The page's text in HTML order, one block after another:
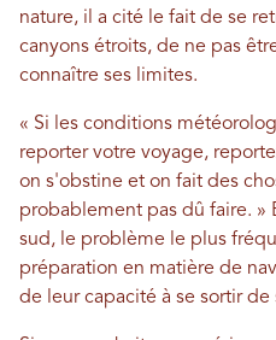
nature, il a cité le fait de se
canyons étroits, de ne pas
connaître ses limites.
« Si les conditions
reporter votre voyage,
on s'obstine et on fait des
probablement pas dû faire. »
sud, le problème le plus
préparation en matière de
de leur capacité à se sortir